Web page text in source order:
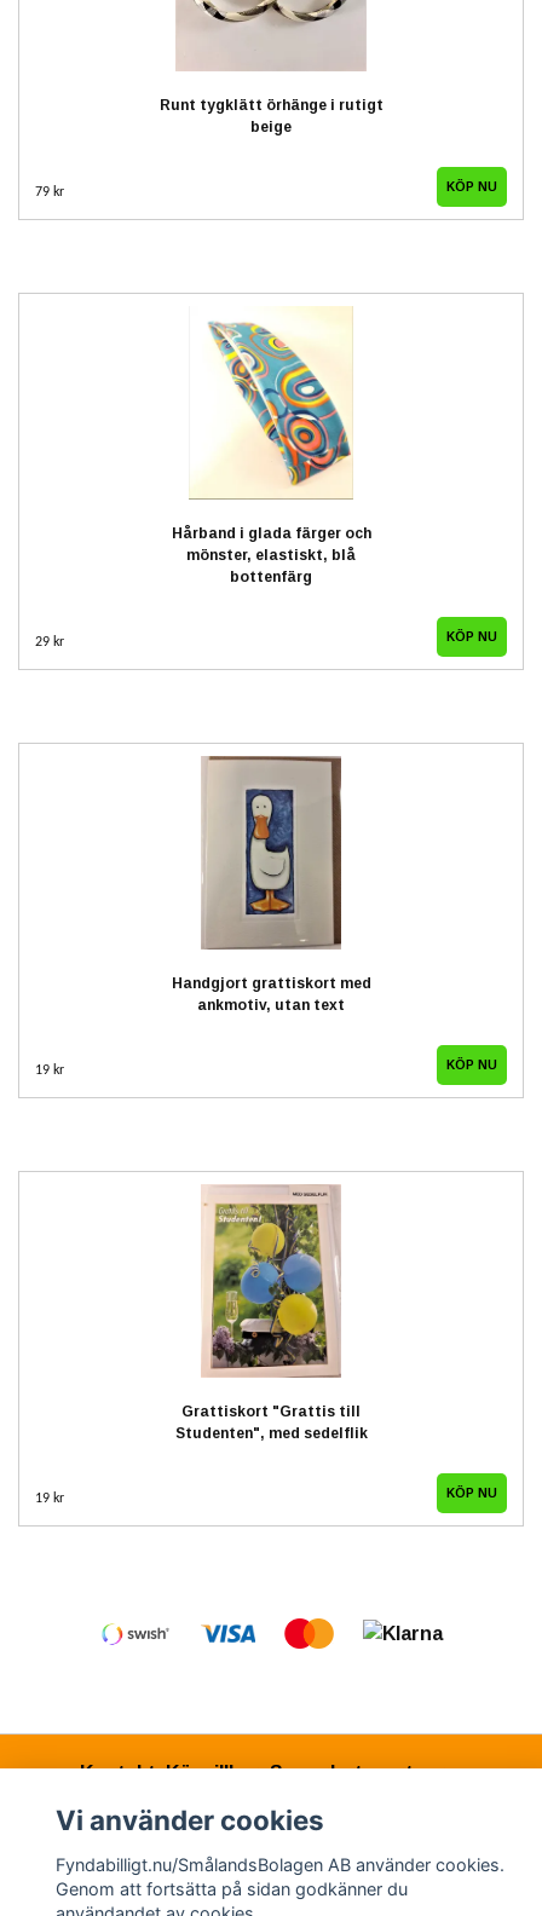
Runt tygklätt örhänge i rutigt
beige
79 kr
Hårband i glada färger och
mönster, elastiskt, blå
bottenfärg
29 kr
Handgjort grattiskort med
ankmotiv, utan text
19 kr
Grattiskort "Grattis till
Studenten", med sedelflik
19 kr
Kontakt Köpvillkor Samarbetspartners
© Copyright 2026 Fyndabilligt.nu/SmålandsBolagen
Vi använder cookies
Fyndabilligt.nu/SmålandsBolagen AB använder cookies.
Genom att fortsätta på sidan godkänner du